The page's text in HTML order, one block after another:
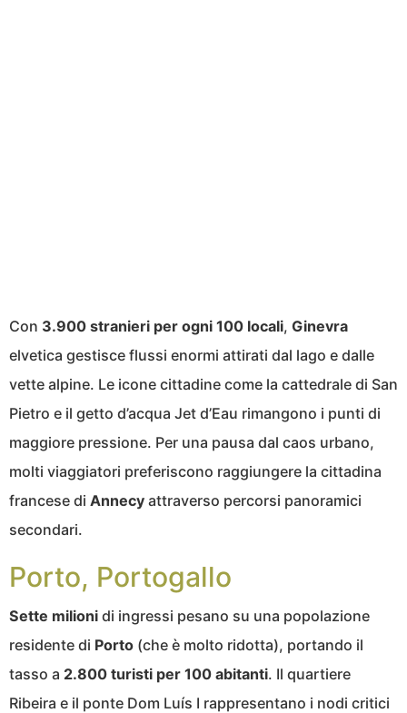
Con 3.900 stranieri per ogni 100 locali, Ginevra
elvetica gestisce flussi enormi attirati dal lago e dalle
vette alpine. Le icone cittadine come la cattedrale di San
Pietro e il getto d’acqua Jet d’Eau rimangono i punti di
maggiore pressione. Per una pausa dal caos urbano,
molti viaggiatori preferiscono raggiungere la cittadina
francese di Annecy attraverso percorsi panoramici
secondari.
Porto, Portogallo
Sette milioni di ingressi pesano su una popolazione
residente di Porto (che è molto ridotta), portando il
tasso a 2.800 turisti per 100 abitanti. Il quartiere
Ribeira e il ponte Dom Luís I rappresentano i nodi critici